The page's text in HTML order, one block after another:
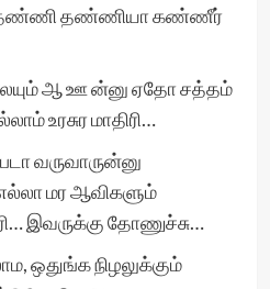
தண்ணி தண்ணியா கண்ணீர்
ஆ ஊ ன்னு ஏதோ சத்தம்
உரசுர மாதிரி…
வருவாருன்னு
மர ஆவிகளும்
இவருக்கு தோணுச்சு…
ஒதுங்க நிழலுக்கும்